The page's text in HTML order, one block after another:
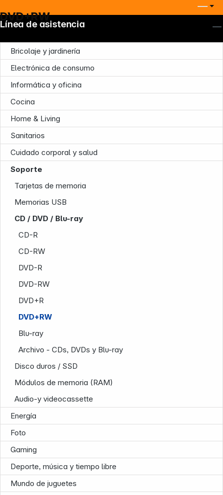
DVD+RW
Bricolaje y jardinería
Electrónica de consumo
Informática y oficina
Cocina
Home & Living
Sanitarios
Cuidado corporal y salud
Soporte
Tarjetas de memoria
Memorias USB
CD / DVD / Blu-ray
CD-R
CD-RW
DVD-R
DVD-RW
DVD+R
DVD+RW
Blu-ray
Archivo - CDs, DVDs y Blu-ray
Disco duros / SSD
Módulos de memoria (RAM)
Audio-y videocassette
Energía
Foto
Gaming
Deporte, música y tiempo libre
Mundo de juguetes
Línea de asistencia
Nuestra empresa
Infoterminal
News